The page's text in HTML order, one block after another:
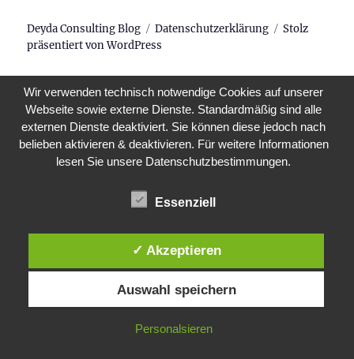
Deyda Consulting Blog Datenschutzerklärung
Stolz
präsentiert von WordPress
Wir verwenden technisch notwendige Cookies auf unserer
Webseite sowie externe Dienste. Standardmäßig sind alle
externen Dienste deaktiviert. Sie können diese jedoch nach
belieben aktivieren & deaktivieren. Für weitere Informationen
lesen Sie unsere Datenschutzbestimmungen.
Essenziell
✓ Akzeptieren
Auswahl speichern
Personalsieren